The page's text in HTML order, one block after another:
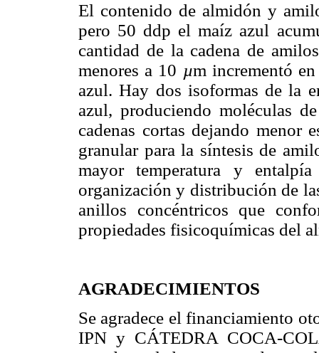
El contenido de almidón y
pero 50 ddp el maíz azul
cantidad de la cadena de
menores a 10 µm incrementó
azul. Hay dos isoformas de la
azul, produciendo moléculas
cadenas cortas dejando menor
granular para la síntesis de
mayor temperatura y
organización y distribución de
anillos concéntricos que
propiedades fisicoquímicas del
AGRADECIMIENTOS
Se agradece el financiamiento
IPN y CÁTEDRA COCA-